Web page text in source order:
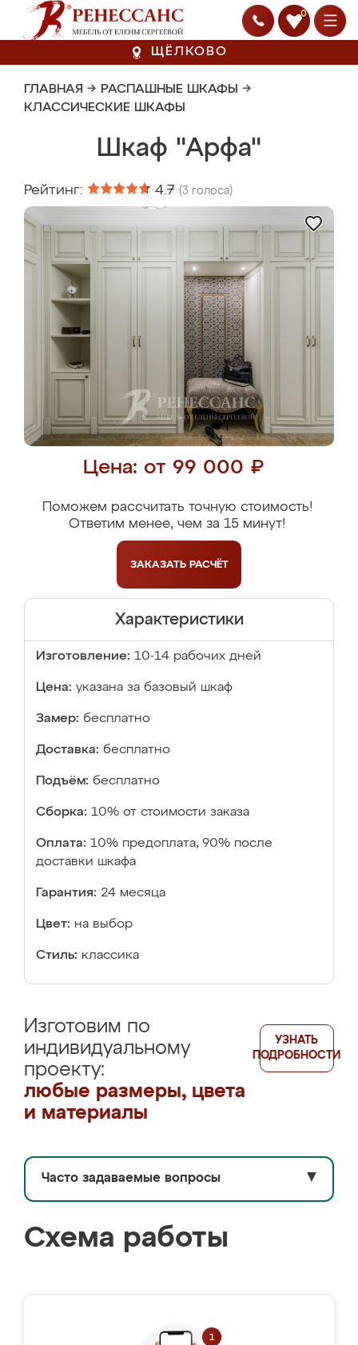
0
ЩЁЛКОВО
ГЛАВНАЯ → РАСПАШНЫЕ ШКАФЫ →
КЛАССИЧЕСКИЕ ШКАФЫ
Шкаф "Арфа"
Рейтинг: 4.7 (3 голоса)
Цена: от 99 000 ₽
Поможем рассчитать точную стоимость!
Ответим менее, чем за 15 минут!
ЗАКАЗАТЬ РАСЧЁТ
Характеристики
Изготовление: 10-14 рабочих дней
Цена: указана за базовый шкаф
Замер: бесплатно
Доставка: бесплатно
Подъём: бесплатно
Сборка: 10% от стоимости заказа
Оплата: 10% предоплата, 90% после
доставки шкафа
Гарантия: 24 месяца
Цвет: на выбор
Стиль: классика
Изготовим по
индивидуальному
проекту:
любые размеры, цвета
и материалы
УЗНАТЬ
ПОДРОБНОСТИ
Часто задаваемые вопросы ▼
Схема работы